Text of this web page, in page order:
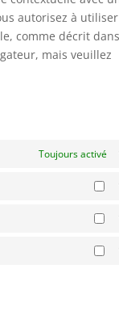
autorisez à
comme décrit
mais veuillez
Toujours activé